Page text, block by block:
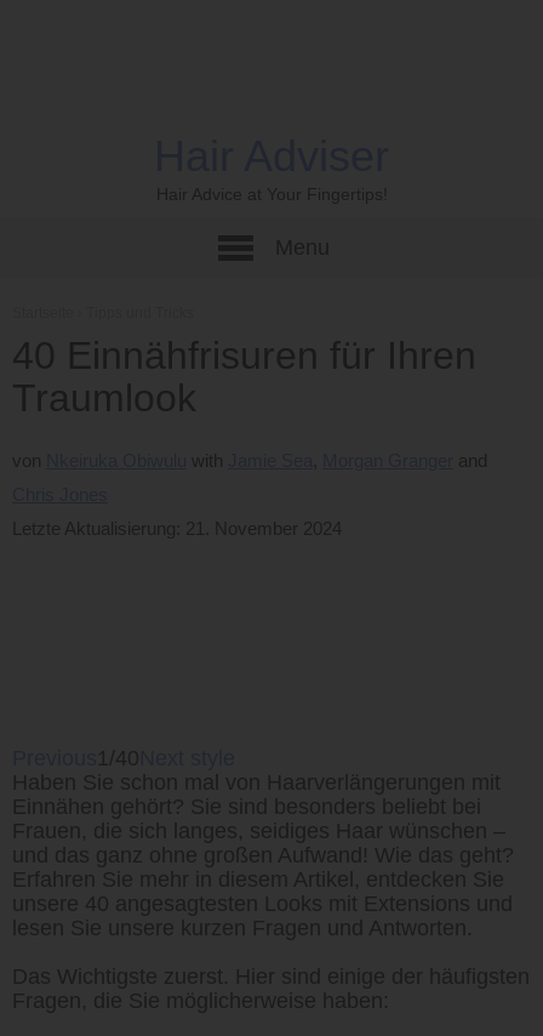
Hair Advice at Your Fingertips!
40 Einnähfrisuren für Ihren
Traumlook
von
Letzte Aktualisierung: 21. November 2024
1/40
Haben Sie schon mal von Haarverlängerungen mit
Einnähen gehört? Sie sind besonders beliebt bei
Frauen, die sich langes, seidiges Haar wünschen –
und das ganz ohne großen Aufwand! Wie das geht?
Erfahren Sie mehr in diesem Artikel, entdecken Sie
unsere 40 angesagtesten Looks mit Extensions und
lesen Sie unsere kurzen Fragen und Antworten.
Das Wichtigste zuerst. Hier sind einige der häufigsten
Fragen, die Sie möglicherweise haben: